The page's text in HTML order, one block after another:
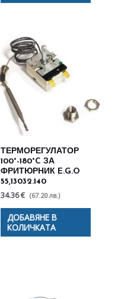
ТЕРМОРЕГУЛАТОР
100°-180°C ЗА
ФРИТЮРНИК E.G.O
55,13032.140
34.36 € (67.20 лв.)
ДОБАВЯНЕ В
КОЛИЧКАТА